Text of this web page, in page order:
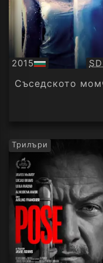
2015
БГ
аудио
Съседското
Трилъри